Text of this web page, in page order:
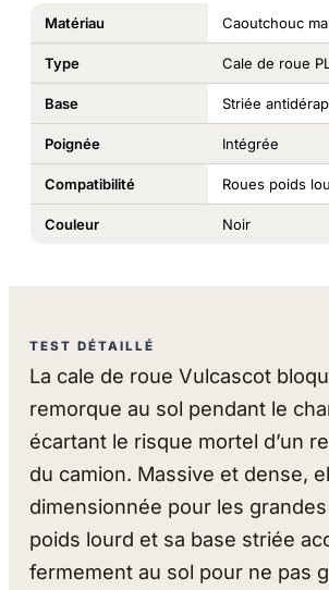
Matériau Caoutchouc
Type Cale de roue PL
Base Striée
Poignée Intégrée
Compatibilité Roues poids
Couleur Noir
TEST DÉTAILLÉ
La cale de roue Vulcascot
remorque au sol pendant le
écartant le risque mortel d’un
du camion. Massive et dense,
dimensionnée pour les
poids lourd et sa base striée
fermement au sol pour ne pas